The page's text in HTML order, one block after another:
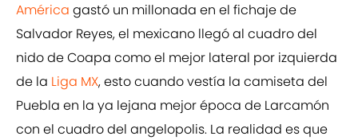
América gastó un millonada en el fichaje de
Salvador Reyes, el mexicano llegó al cuadro del
nido de Coapa como el mejor lateral por izquierda
de la Liga MX, esto cuando vestía la camiseta del
Puebla en la ya lejana mejor época de Larcamón
con el cuadro del angelopolis. La realidad es que